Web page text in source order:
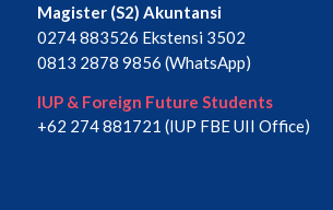
Magister (S2) Akuntansi
0274 883526 Ekstensi 3502
0813 2878 9856 (WhatsApp)
IUP & Foreign Future Students
+62 274 881721 (IUP FBE UII Office)